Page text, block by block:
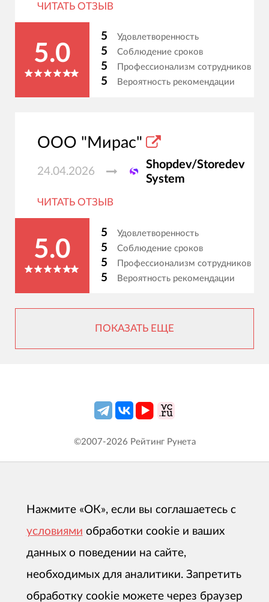
ЧИТАТЬ ОТЗЫВ
5.0
5 Удовлетворенность
5 Соблюдение сроков
5 Профессионализм сотрудников
5 Вероятность рекомендации
ООО "Мирас"
24.04.2026
Shopdev/Storedev
System
ЧИТАТЬ ОТЗЫВ
5.0
5 Удовлетворенность
5 Соблюдение сроков
5 Профессионализм сотрудников
5 Вероятность рекомендации
ПОКАЗАТЬ ЕЩЕ
©2007-2026 Рейтинг Рунета
Нажмите «ОК», если вы соглашаетесь с
условиями обработки cookie и ваших
данных о поведении на сайте,
необходимых для аналитики. Запретить
обработку cookie можете через браузер